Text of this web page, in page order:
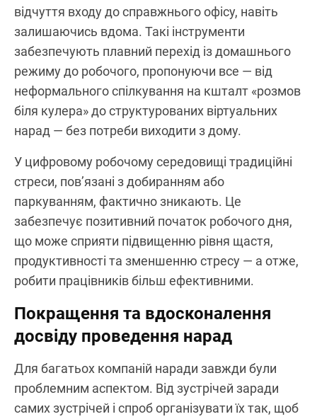
відчуття входу до справжнього офісу, навіть
залишаючись вдома. Такі інструменти
забезпечують плавний перехід із домашнього
режиму до робочого, пропонуючи все — від
неформального спілкування на кшталт «розмов
біля кулера» до структурованих віртуальних
нарад — без потреби виходити з дому.
У цифровому робочому середовищі традиційні
стреси, пов’язані з добиранням або
паркуванням, фактично зникають. Це
забезпечує позитивний початок робочого дня,
що може сприяти підвищенню рівня щастя,
продуктивності та зменшенню стресу — а отже,
робити працівників більш ефективними.
Покращення та вдосконалення
досвіду проведення нарад
Для багатьох компаній наради завжди були
проблемним аспектом. Від зустрічей заради
самих зустрічей і спроб організувати їх так, щоб